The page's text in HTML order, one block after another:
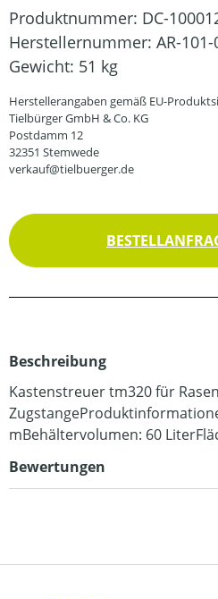
Produktnummer: DC-
Herstellernummer: AR-101-
Gewicht: 51 kg
Herstellerangaben gemäß EU-
Tielbürger GmbH & Co. KG
Postdamm 12
32351 Stemwede
verkauf@tielbuerger.de
Beschreibung
Kastenstreuer tm320 für
mBehältervolumen: 60
Bewertungen